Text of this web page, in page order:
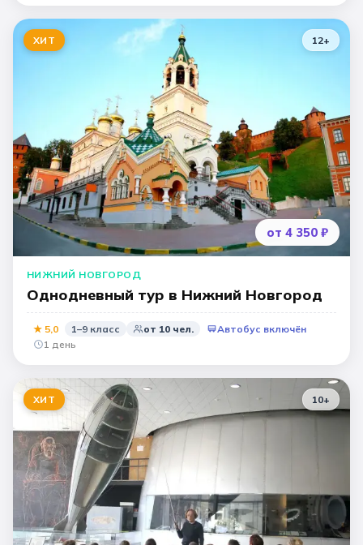
ХИТ 12+
от 4 350 ₽
НИЖНИЙ НОВГОРОД
Однодневный тур в Нижний Новгород
★ 5,0 1–9 класс от 10 чел.
Автобус включён
1 день
ХИТ 10+